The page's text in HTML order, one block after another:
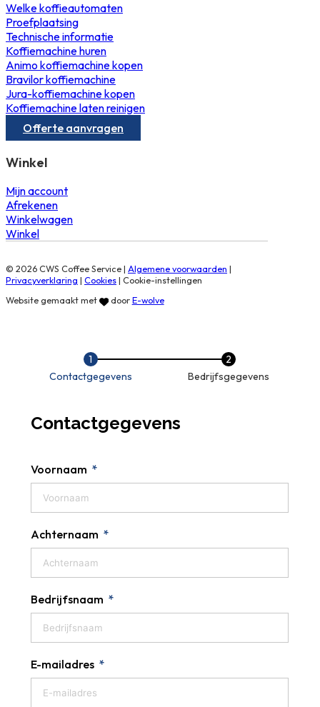
Welke koffieautomaten
Proefplaatsing
Technische informatie
Koffiemachine huren
Animo koffiemachine kopen
Bravilor koffiemachine
Jura-koffiemachine kopen
Koffiemachine laten reinigen
Offerte aanvragen
Winkel
Mijn account
Afrekenen
Winkelwagen
Winkel
© 2026 CWS Coffee Service | Algemene voorwaarden |
Privacyverklaring | Cookies| Cookie-instellingen
Website gemaakt met
doorE-wolve
Contactgegevens Bedrijfsgegevens
Contactgegevens
Voornaam
Achternaam
Bedrijfsnaam
E-mailadres